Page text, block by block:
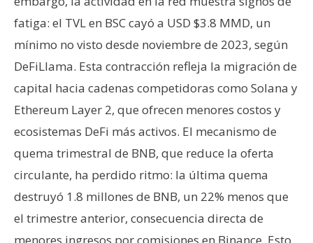
fatiga: el TVL en BSC cayó a USD $3.8 MMD, un
mínimo no visto desde noviembre de 2023, según
DeFiLlama. Esta contracción refleja la migración de
capital hacia cadenas competidoras como Solana y
Ethereum Layer 2, que ofrecen menores costos y
ecosistemas DeFi más activos. El mecanismo de
quema trimestral de BNB, que reduce la oferta
circulante, ha perdido ritmo: la última quema
destruyó 1.8 millones de BNB, un 22% menos que
el trimestre anterior, consecuencia directa de